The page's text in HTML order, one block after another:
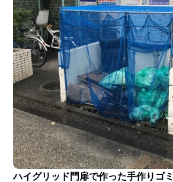
ハイグリッド門扉で作った手作りゴ